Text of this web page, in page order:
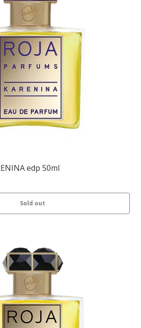
edp 50ml
Sold out